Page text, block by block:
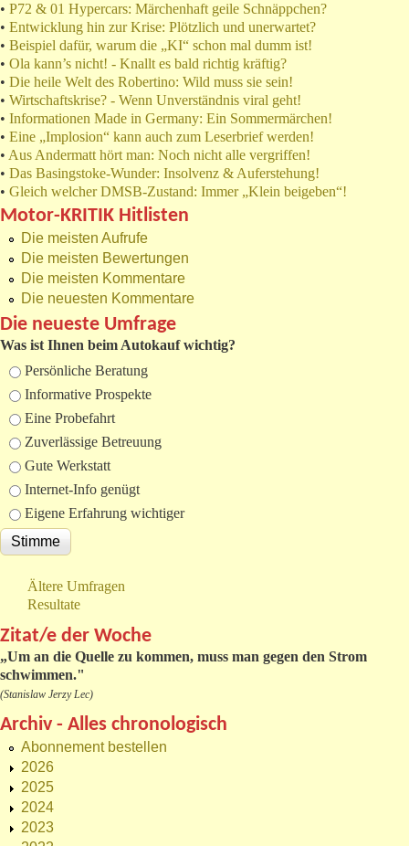
• P72 & 01 Hypercars: Märchenhaft geile Schnäppchen?
• Entwicklung hin zur Krise: Plötzlich und unerwartet?
• Beispiel dafür, warum die „KI“ schon mal dumm ist!
• Ola kann’s nicht! - Knallt es bald richtig kräftig?
• Die heile Welt des Robertino: Wild muss sie sein!
• Wirtschaftskrise? - Wenn Unverständnis viral geht!
• Informationen Made in Germany: Ein Sommermärchen!
• Eine „Implosion“ kann auch zum Leserbrief werden!
• Aus Andermatt hört man: Noch nicht alle vergriffen!
• Das Basingstoke-Wunder: Insolvenz & Auferstehung!
• Gleich welcher DMSB-Zustand: Immer „Klein beigeben“!
Motor-KRITIK Hitlisten
Die meisten Aufrufe
Die meisten Bewertungen
Die meisten Kommentare
Die neuesten Kommentare
Die neueste Umfrage
Was ist Ihnen beim Autokauf wichtig?
Auswahlmöglichkeiten
Persönliche Beratung
Informative Prospekte
Eine Probefahrt
Zuverlässige Betreuung
Gute Werkstatt
Internet-Info genügt
Eigene Erfahrung wichtiger
Ältere Umfragen
Resultate
Zitat/e der Woche
„Um an die Quelle zu kommen, muss man gegen den Strom
schwimmen."
(Stanislaw Jerzy Lec)
Archiv - Alles chronologisch
Abonnement bestellen
2026
2025
2024
2023